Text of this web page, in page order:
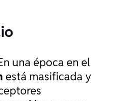
una época en el
está masificada y